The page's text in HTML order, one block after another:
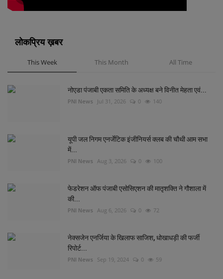
लोकप्रिय ख़बर
This Week This Month All Time
नोएडा पंजाबी एकता समिति के अध्यक्ष बने विनीत मेहता एवं...
PNI News Jul 31, 2026 0 140
यूपी जल निगम एनर्जेटिक इंजीनियर्स क्लब की चौथी आम सभा
में...
PNI News Aug 3, 2026 0 100
फेडरेशन ऑफ पंजाबी एसोसिएशन की मातृशक्ति ने गौशाला में
की...
PNI News Aug 6, 2026 0 72
नेक्सजेन एनर्जिया के खिलाफ साजिश, धोखाधड़ी की फर्जी
रिपोर्ट...
PNI News Sep 19, 2024 0 59